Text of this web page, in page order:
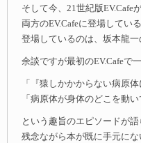
そして今、21世紀版EV.Cafe
両方のEV.Cafeに登場してい
登場しているのは、坂本龍一
余談ですが最初のEV.Cafeで
「『猿しかかからない病原
「病原体が身体のどこを動い
という趣旨のエピソードが語
残念ながら本が既に手元に